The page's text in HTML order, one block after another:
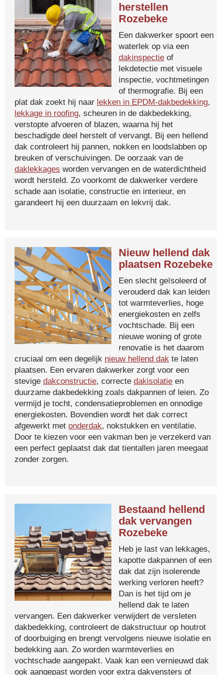
herstellen
Rozebeke
Een dakwerker spoort een
waterlek op via een
dakinspectie of
lekdetectie met visuele
inspectie, vochtmetingen
of thermografie. Bij een
plat dak zoekt hij naar lekken in EPDM-dakbedekking,
lekkage in roofing, scheuren in de dakbedekking,
verstopte afvoeren of blazen, waarna hij het
beschadigde deel herstelt of vervangt. Bij een hellend
dak controleert hij pannen, nokken en loodslabben op
breuken of verschuivingen. De oorzaak van de
daklekkages worden vervangen en de waterdichtheid
wordt hersteld. Zo voorkomt de dakwerker verdere
schade aan isolatie, constructie en interieur, en
garandeert hij een duurzaam en lekvrij dak.
Nieuw hellend dak
plaatsen Rozebeke
Een slecht geïsoleerd of
verouderd dak kan leiden
tot warmteverlies, hoge
energiekosten en zelfs
vochtschade. Bij een
nieuwe woning of grote
renovatie is het daarom
cruciaal om een degelijk nieuw hellend dak te laten
plaatsen. Een ervaren dakwerker zorgt voor een
stevige dakconstructie, correcte dakisolatie en
duurzame dakbedekking zoals dakpannen of leien. Zo
vermijd je tocht, condensatieproblemen en onnodige
energiekosten. Bovendien wordt het dak correct
afgewerkt met onderdak, nokstukken en ventilatie.
Door te kiezen voor een vakman ben je verzekerd van
een perfect geplaatst dak dat tientallen jaren meegaat
zonder zorgen.
Bestaand hellend
dak vervangen
Rozebeke
Heb je last van lekkages,
kapotte dakpannen of een
dak dat zijn isolerende
werking verloren heeft?
Dan is het tijd om je
hellend dak te laten
vervangen. Een dakwerker verwijdert de versleten
dakbedekking, controleert de dakstructuur op houtrot
of doorbuiging en brengt vervolgens nieuwe isolatie en
bedekking aan. Zo worden warmteverlies en
vochtschade aangepakt. Vaak kan een vernieuwd dak
ook aangepast worden voor extra dakvensters of